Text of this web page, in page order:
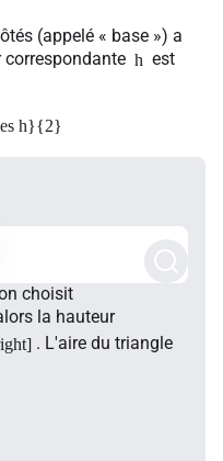
(appelé « base ») a
h est
h}{2}
choisit
la hauteur
. L'aire du triangle